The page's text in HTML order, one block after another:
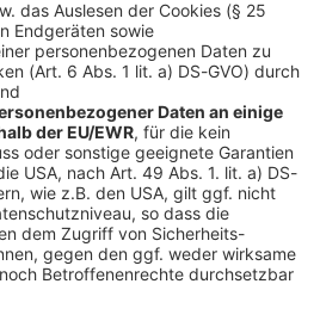
INTERESSIEREN